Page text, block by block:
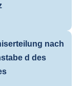
nach
d des